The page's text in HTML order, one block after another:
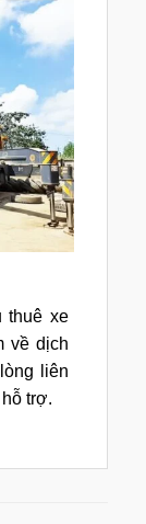
thuê xe
về dịch
liên
trợ.